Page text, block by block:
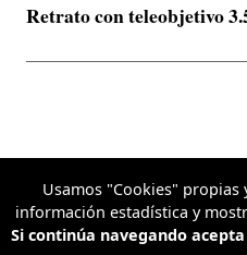
Retrato con teleobjetivo
Usamos "Cookies"
información estadística y
Si continúa navegando acepta